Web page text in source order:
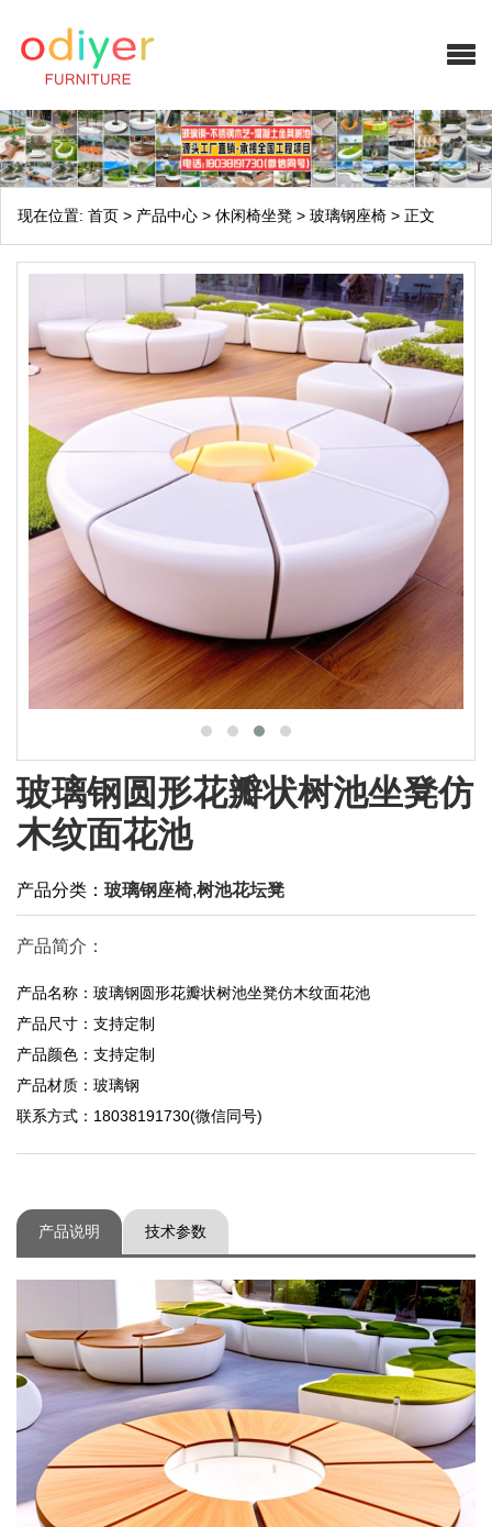
现在位置: 首页 > 产品中心 > 休闲椅坐凳 > 玻璃钢座椅 > 正文
玻璃钢圆形花瓣状树池坐凳仿
木纹面花池
产品分类： 玻璃钢座椅,树池花坛凳
产品简介：
产品名称：玻璃钢圆形花瓣状树池坐凳仿木纹面花池
产品尺寸：支持定制
产品颜色：支持定制
产品材质：玻璃钢
联系方式：18038191730(微信同号)
产品说明 技术参数